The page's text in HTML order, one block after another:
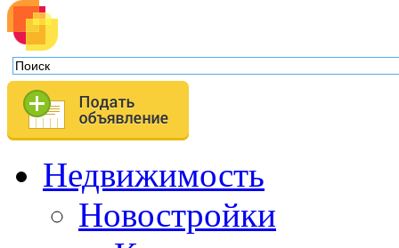
Недвижимость
Новостройки